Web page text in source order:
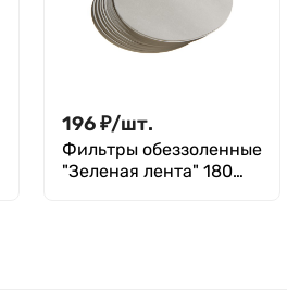
196 ₽/шт.
Фильтры обеззоленные
"Зеленая лента" 180